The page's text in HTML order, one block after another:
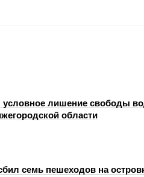
условное лишение свободы
области
семь пешеходов на